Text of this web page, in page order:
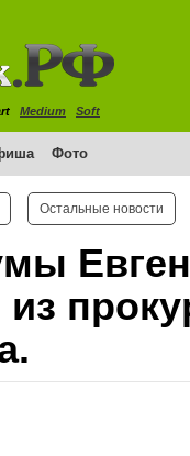
Medium Soft
Фото
Остальные новости
из